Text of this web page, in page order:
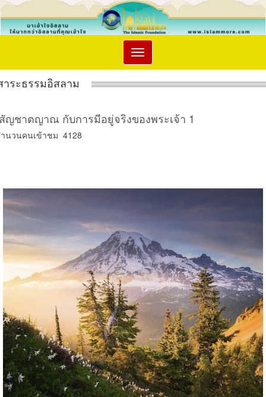
Toggle
navigation
าระธรรมอิสลาม
ญชาตญาณ กับการมีอยู่จริงของพระเจ้า 1
นวนคนเข้าชม 4128